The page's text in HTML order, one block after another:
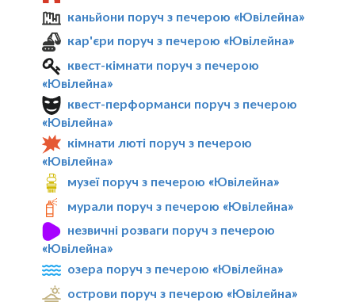
каньйони поруч з печерою «Ювілейна»
кар'єри поруч з печерою «Ювілейна»
квест-кімнати поруч з печерою
«Ювілейна»
квест-перформанси поруч з печерою
«Ювілейна»
кімнати люті поруч з печерою
«Ювілейна»
музеї поруч з печерою «Ювілейна»
мурали поруч з печерою «Ювілейна»
незвичні розваги поруч з печерою
«Ювілейна»
озера поруч з печерою «Ювілейна»
острови поруч з печерою «Ювілейна»